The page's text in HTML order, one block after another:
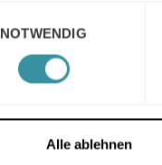
NOTWENDIG
Alle ablehnen
ohne
Josef